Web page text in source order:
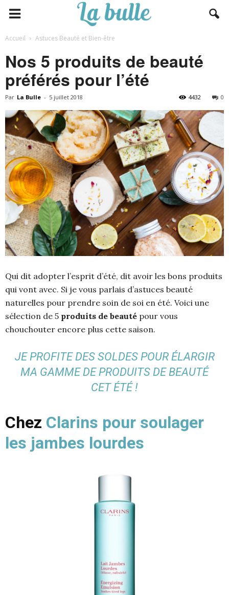
Accueil Astuces Beauté et Bien-être
Nos 5 produits de beauté
préférés pour l’été
Par La Bulle - 5 juillet 2018 0
4432
Qui dit adopter l’esprit d’été, dit avoir les bons produits
qui vont avec. Si je vous parlais d’astuces beauté
naturelles pour prendre soin de soi en été. Voici une
sélection de 5 produits de beauté pour vous
chouchouter encore plus cette saison.
JE PROFITE DES SOLDES POUR ÉLARGIR
MA GAMME DE PRODUITS DE BEAUTÉ
CET ÉTÉ !
Chez Clarins pour soulager
les jambes lourdes